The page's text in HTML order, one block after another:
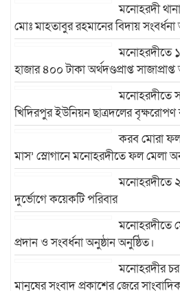
মনোহরদী
মোঃ মাহতাবুর রহমানের বিদায় সংবর্ধনা
মনোহরদীতে
হাজার ৪০০ টাকা অর্থদণ্ডপ্রাপ্ত
মনোহরদীতে
খিদিরপুর ইউনিয়ন ছাত্রদলের বৃক্ষরোপণ
করব মোরা ফল
মাস’ স্লোগানে মনোহরদীতে ফল মেলা
মনোহরদীতে
দুর্ভোগে কয়েকটি পরিবার
মনোহরদীতে
প্রদান ও সংবর্ধনা অনুষ্ঠান অনুষ্ঠিত।
মনোহরদীর
মানুষের সংবাদ প্রকাশের জেরে